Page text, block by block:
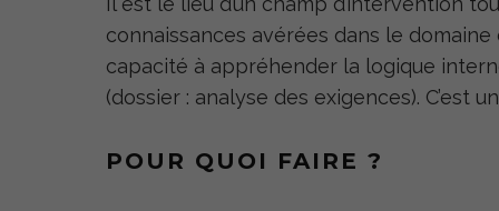
connaissances avérées dans le
capacité à appréhender la logique
(dossier : analyse des exigences). C’est
POUR QUOI FAIRE ?